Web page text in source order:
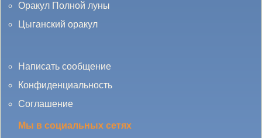
Оракул Полной луны
Цыганский оракул
Написать сообщение
Конфиденциальность
Соглашение
Мы в социальных сетях